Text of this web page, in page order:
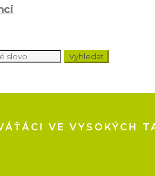
Vyhledat
VE VYSOKÝCH